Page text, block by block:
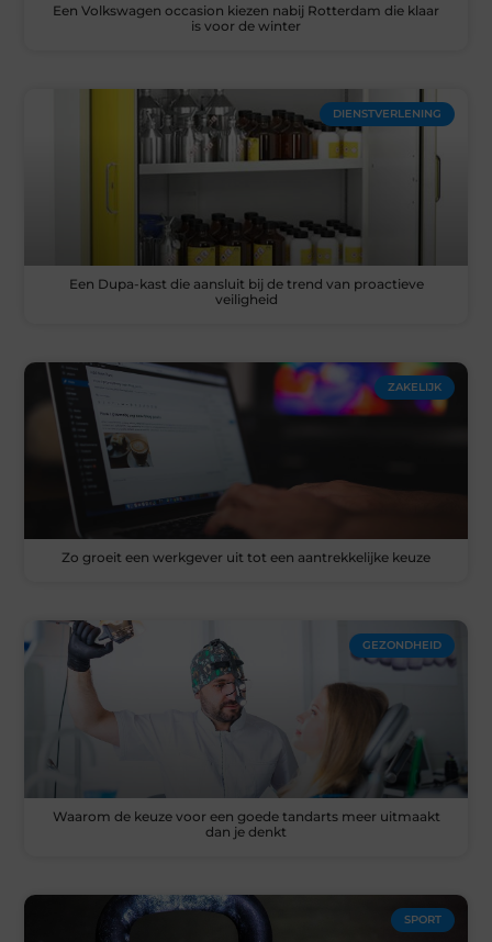
Een Volkswagen occasion kiezen nabij Rotterdam die klaar
is voor de winter
DIENSTVERLENING
Een Dupa-kast die aansluit bij de trend van proactieve
veiligheid
ZAKELIJK
Zo groeit een werkgever uit tot een aantrekkelijke keuze
GEZONDHEID
Waarom de keuze voor een goede tandarts meer uitmaakt
dan je denkt
SPORT